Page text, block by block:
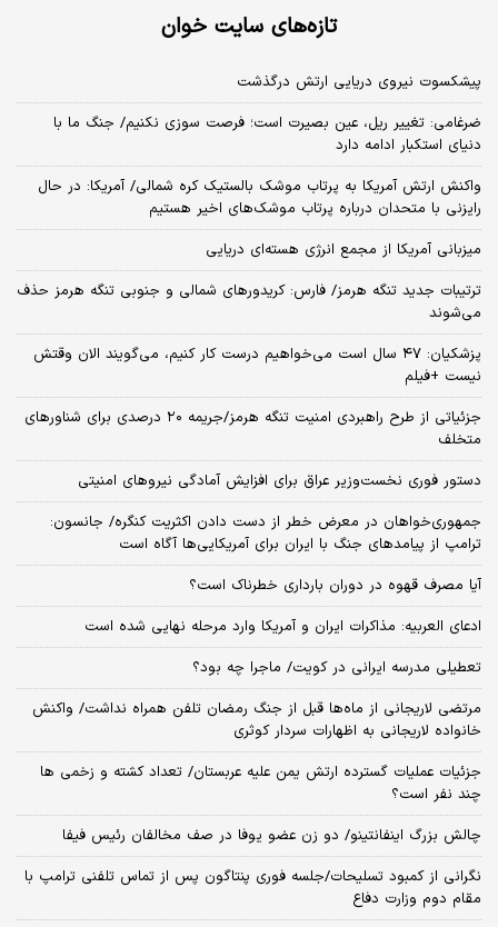
تازه‌های سایت خوان
پیشکسوت نیروی دریایی ارتش درگذشت
ضرغامی: تغییر ریل، عین بصیرت است؛ فرصت سوزی نکنیم/ جنگ ما با
دنیای استکبار ادامه دارد
واکنش ارتش آمریکا به پرتاب موشک بالستیک کره شمالی/ آمریکا: در حال
رایزنی با متحدان درباره پرتاب موشک‌های اخیر هستیم
میزبانی آمریکا از مجمع انرژی هسته‌ای دریایی
ترتیبات جدید تنگه هرمز/ فارس: کریدورهای شمالی و جنوبی تنگه هرمز حذف
می‌شوند
پزشکیان: ۴۷ سال است می‌خواهیم درست کار کنیم، می‌گویند الان وقتش
نیست +فیلم
جزئیاتی از طرح راهبردی امنیت تنگه هرمز/جریمه ۲۰ درصدی برای شناورهای
متخلف
دستور فوری نخست‌وزیر عراق برای افزایش آمادگی نیروهای امنیتی
جمهوری‌خواهان در معرض خطر از دست دادن اکثریت کنگره/ جانسون:
ترامپ از پیامدهای جنگ با ایران برای آمریکایی‌ها آگاه است
آیا مصرف قهوه در دوران بارداری خطرناک است؟
ادعای العربیه: مذاکرات ایران و آمریکا وارد مرحله نهایی شده است
تعطیلی مدرسه ایرانی در کویت/ ماجرا چه بود؟
مرتضی لاریجانی از ماه‌ها قبل از جنگ رمضان تلفن همراه نداشت/ واکنش
خانواده لاریجانی به اظهارات سردار کوثری
جزئیات عملیات گسترده ارتش یمن علیه عربستان/ تعداد کشته و زخمی ها
چند نفر است؟
چالش بزرگ اینفانتینو/ دو زن عضو یوفا در صف مخالفان رئیس فیفا
نگرانی از کمبود تسلیحات/جلسه فوری پنتاگون پس از تماس تلفنی ترامپ با
مقام دوم وزارت دفاع